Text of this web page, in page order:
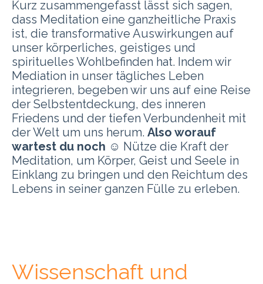
Kurz zusammengefasst lässt sich sagen,
dass Meditation eine ganzheitliche Praxis
ist, die transformative Auswirkungen auf
unser körperliches, geistiges und
spirituelles Wohlbefinden hat. Indem wir
Mediation in unser tägliches Leben
integrieren, begeben wir uns auf eine Reise
der Selbstentdeckung, des inneren
Friedens und der tiefen Verbundenheit mit
der Welt um uns herum. Also worauf
wartest du noch ☺️ Nütze die Kraft der
Meditation, um Körper, Geist und Seele in
Einklang zu bringen und den Reichtum des
Lebens in seiner ganzen Fülle zu erleben.
Wissenschaft und